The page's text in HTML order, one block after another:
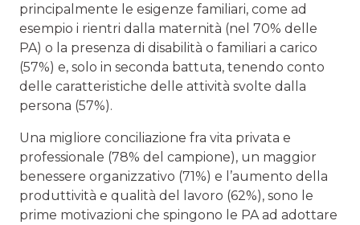
principalmente le esigenze familiari, come ad
esempio i rientri dalla maternità (nel 70% delle
PA) o la presenza di disabilità o familiari a carico
(57%) e, solo in seconda battuta, tenendo conto
delle caratteristiche delle attività svolte dalla
persona (57%).
Una migliore conciliazione fra vita privata e
professionale (78% del campione), un maggior
benessere organizzativo (71%) e l’aumento della
produttività e qualità del lavoro (62%), sono le
prime motivazioni che spingono le PA ad adottare